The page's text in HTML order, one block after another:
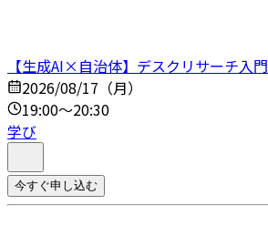
【生成AI×自治体】デスクリサーチ入門
2026/08/17（月）
19:00～20:30
学び
今すぐ申し込む